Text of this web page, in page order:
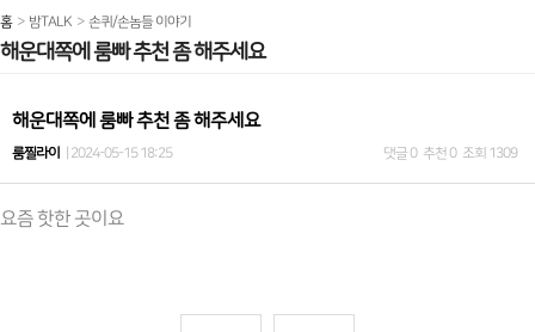
홈 밤TALK 손퀴/손놈들 이야기
해운대쪽에 룸빠 추천 좀 해주세요
해운대쪽에 룸빠 추천 좀 해주세요
룸찔라이 | 2024-05-15 18:25 댓글 0 추천 0 조회 1309
요즘 핫한 곳이요